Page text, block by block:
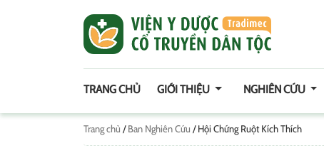
TRANG CHỦ GIỚI THIỆU NGHIÊN CỨU
Trang chủ /Ban Nghiên Cứu /Hội Chứng Ruột Kích Thích